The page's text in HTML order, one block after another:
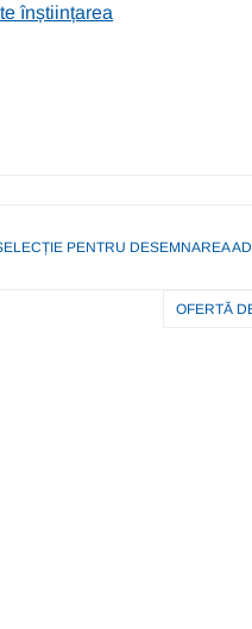
înștiințarea
PENTRU DESEMNAREA
OFERTĂ